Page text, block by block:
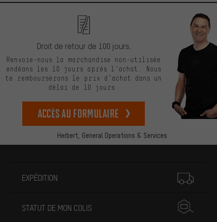
Herbert, General Operations & Services
Droit de retour de 100 jours.
Renvoie-nous la marchandise non-utilisée
endéans les 10 jours après l’achat. Nous
te rembourserons le prix d’achat dans un
délai de 10 jours.
Accès au formulaire
EXPÉDITION
STATUT DE MON COLIS